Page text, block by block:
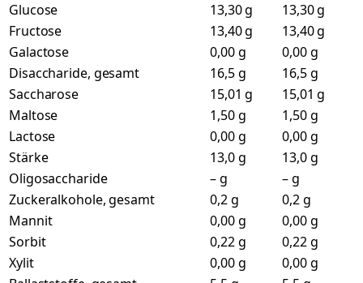
Glucose
13,30 g
13,30 g
Fructose
13,40 g
13,40 g
Galactose
0,00 g
0,00 g
Disaccharide, gesamt
16,5 g
16,5 g
Saccharose
15,01 g
15,01 g
Maltose
1,50 g
1,50 g
Lactose
0,00 g
0,00 g
Stärke
13,0 g
13,0 g
Oligosaccharide
– g
– g
Zuckeralkohole, gesamt
0,2 g
0,2 g
Mannit
0,00 g
0,00 g
Sorbit
0,22 g
0,22 g
Xylit
0,00 g
0,00 g